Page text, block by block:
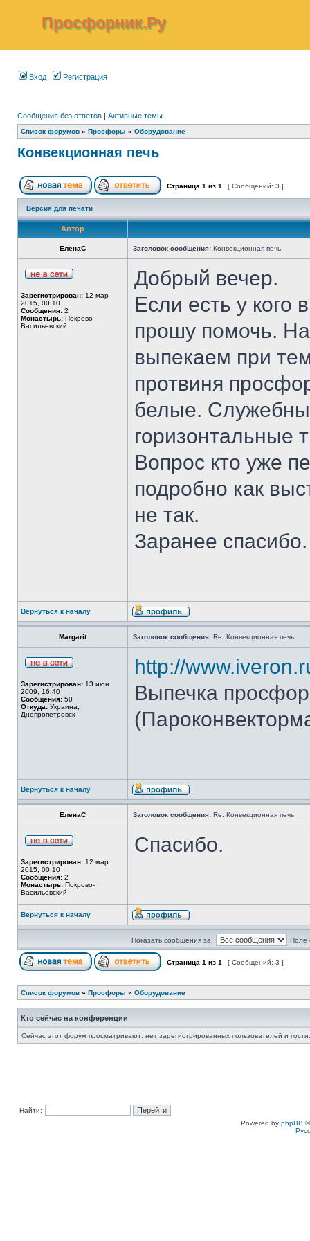
Просфорник.Ру
Вход Регистрация
Сообщения без ответов | Активные темы
Список форумов » Просфоры » Оборудование
Конвекционная печь
Страница 1 из 1 [ Сообщений: 3 ]
Версия для печати
Автор
ЕленаС Заголовок сообщения: Конвекционная печь
Зарегистрирован: 12 мар
2015, 00:10
Сообщения: 2
Монастырь: Покрово-
Васильевский
Добрый вечер.
Если есть у кого
прошу помочь.
выпекаем при
протвиня
белые.
горизонтальные
Вопрос кто уже
подробно как
не так.
Заранее спасибо.
Вернуться к началу
Margarit Заголовок сообщения: Re: Конвекционная печь
Зарегистрирован: 13 июн
2009, 16:40
Сообщения: 50
Откуда: Украина,
Днепропетровск
http://
Выпечка
Вернуться к началу
ЕленаС Заголовок сообщения: Re: Конвекционная печь
Зарегистрирован: 12 мар
2015, 00:10
Сообщения: 2
Монастырь: Покрово-
Васильевский
Спасибо.
Вернуться к началу
Показать сообщения за: Поле
Страница 1 из 1 [ Сообщений: 3 ]
Список форумов » Просфоры » Оборудование
Кто сейчас на конференции
Сейчас этот форум просматривают: нет зарегистрированных пользователей и
Найти:
Powered by phpBB